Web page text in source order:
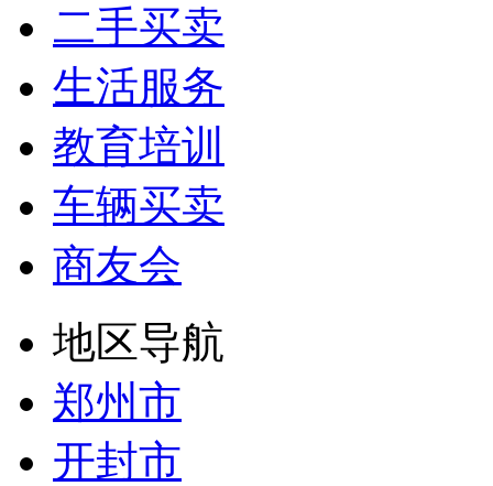
二手买卖
生活服务
教育培训
车辆买卖
商友会
地区导航
郑州市
开封市